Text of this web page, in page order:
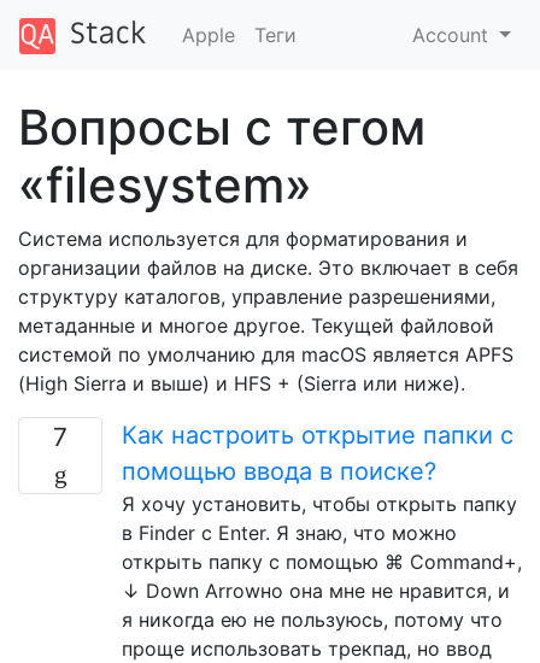
Apple Теги Account
Вопросы с тегом
«filesystem»
Система используется для форматирования и
организации файлов на диске. Это включает в себя
структуру каталогов, управление разрешениями,
метаданные и многое другое. Текущей файловой
системой по умолчанию для macOS является APFS
(High Sierra и выше) и HFS + (Sierra или ниже).
7
Как настроить открытие папки с
помощью ввода в поиске?
Я хочу установить, чтобы открыть папку
в Finder с Enter. Я знаю, что можно
открыть папку с помощью ⌘ Command+,
↓ Down Arrowно она мне не нравится, и
я никогда ею не пользуюсь, потому что
проще использовать трекпад, но ввод